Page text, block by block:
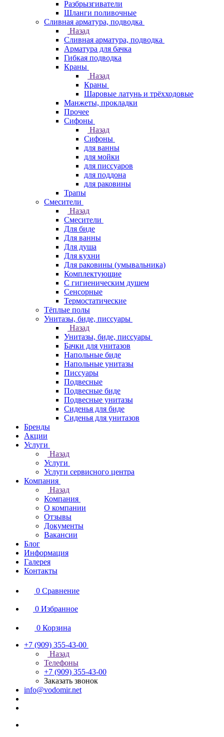
Разбрызгиватели
Шланги поливочные
Сливная арматура, подводка
Назад
Сливная арматура, подводка
Арматура для бачка
Гибкая подводка
Краны
Назад
Краны
Шаровые латунь и трёхходовые
Манжеты, прокладки
Прочее
Сифоны
Назад
Сифоны
для ванны
для мойки
для писсуаров
для поддона
для раковины
Трапы
Смесители
Назад
Смесители
Для биде
Для ванны
Для душа
Для кухни
Для раковины (умывальника)
Комплектующие
С гигиеническим душем
Сенсорные
Термостатические
Тёплые полы
Унитазы, биде, писсуары
Назад
Унитазы, биде, писсуары
Бачки для унитазов
Напольные биде
Напольные унитазы
Писсуары
Подвесные
Подвесные биде
Подвесные унитазы
Сиденья для биде
Сиденья для унитазов
Бренды
Акции
Услуги
Назад
Услуги
Услуги сервисного центра
Компания
Назад
Компания
О компании
Отзывы
Документы
Вакансии
Блог
Информация
Галерея
Контакты
0 Сравнение
0 Избранное
0 Корзина
+7 (909) 355-43-00
Назад
Телефоны
+7 (909) 355-43-00
Заказать звонок
info@vodomir.net